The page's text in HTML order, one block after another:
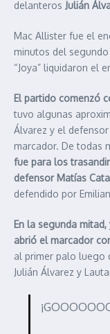
delanteros Julián
Mac Allister fue el
minutos del segundo
“Joya” liquidaron el
El partido comenzó
tuvo algunas
Álvarez y el
marcador. De todas
fue para los
defensor Matías
defendido por
En la segunda
abrió el marcador
al primer palo luego
Julián Álvarez y